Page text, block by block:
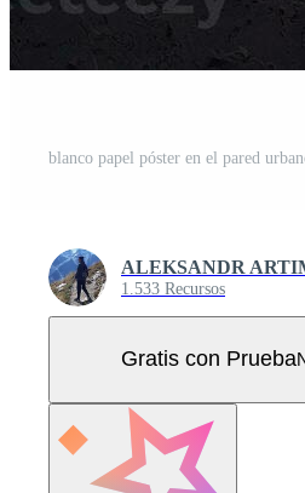
ALEKSANDR
1.533 Recursos
Gratis con Prueba